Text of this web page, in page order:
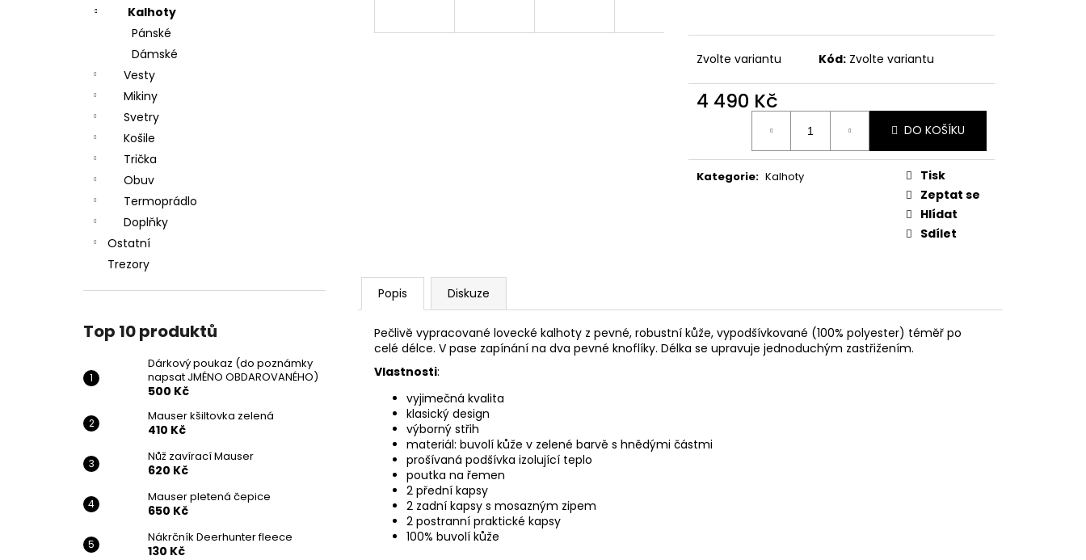
Kalhoty
Pánské
Dámské
Vesty
Mikiny
Svetry
Košile
Trička
Obuv
Termoprádlo
Doplňky
Ostatní
Trezory
Top 10 produktů
Dárkový poukaz (do poznámky
napsat JMÉNO OBDAROVANÉHO)
500 Kč
Mauser kšiltovka zelená
410 Kč
Nůž zavírací Mauser
620 Kč
Mauser pletená čepice
650 Kč
Nákrčník Deerhunter fleece
130 Kč
Zvolte variantu Kód: Zvolte variantu
4 490 Kč
DO KOŠÍKU
Kategorie: Kalhoty
Tisk
Zeptat se
Hlídat
Sdílet
Popis Diskuze
Pečlivě vypracované lovecké kalhoty z pevné, robustní kůže, vypodšívkované (100% polyester) téměř po
celé délce. V pase zapínání na dva pevné knoflíky. Délka se upravuje jednoduchým zastřižením.
Vlastnosti:
vyjimečná kvalita
klasický design
výborný střih
materiál: buvolí kůže v zelené barvě s hnědými částmi
prošívaná podšívka izolující teplo
poutka na řemen
2 přední kapsy
2 zadní kapsy s mosazným zipem
2 postranní praktické kapsy
100% buvolí kůže